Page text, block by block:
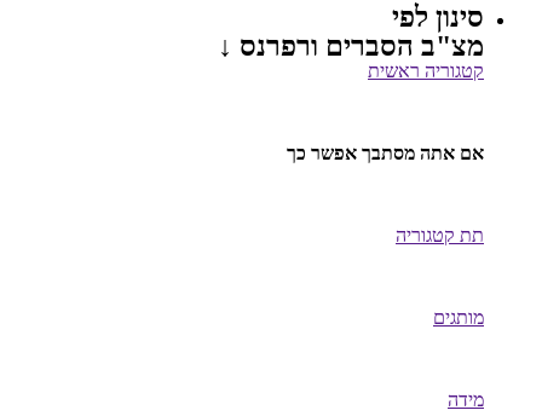
סינון לפי
מצ"ב הסברים ורפרנס ↓
קטגוריה ראשית
אם אתה מסתבך אפשר כך
תת קטגוריה
מותגים
מידה